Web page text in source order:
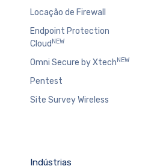
Locação de Firewall
Endpoint Protection
Cloud NEW
Omni Secure by Xtech NEW
Pentest
Site Survey Wireless
Indústrias